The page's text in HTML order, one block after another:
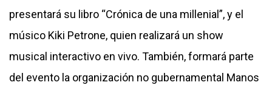
presentará su libro “Crónica de una millenial”, y el
músico Kiki Petrone, quien realizará un show
musical interactivo en vivo. También, formará parte
del evento la organización no gubernamental Manos